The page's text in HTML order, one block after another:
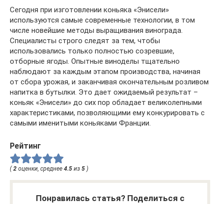
Сегодня при изготовлении коньяка «Энисели»
используются самые современные технологии, в том
числе новейшие методы выращивания винограда.
Специалисты строго следят за тем, чтобы
использовались только полностью созревшие,
отборные ягоды. Опытные виноделы тщательно
наблюдают за каждым этапом производства, начиная
от сбора урожая, и заканчивая окончательным розливом
напитка в бутылки. Это дает ожидаемый результат –
коньяк «Энисели» до сих пор обладает великолепными
характеристиками, позволяющими ему конкурировать с
самыми именитыми коньяками Франции.
Рейтинг
( 2 оценки, среднее 4.5 из 5 )
Понравилась статья? Поделиться с